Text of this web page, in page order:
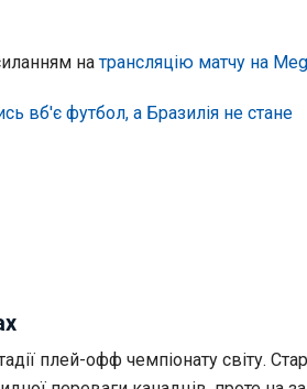
натрансляцію матчу на
вб'є футбол, а Бразилія не стане
плей-офф чемпіонату світу.